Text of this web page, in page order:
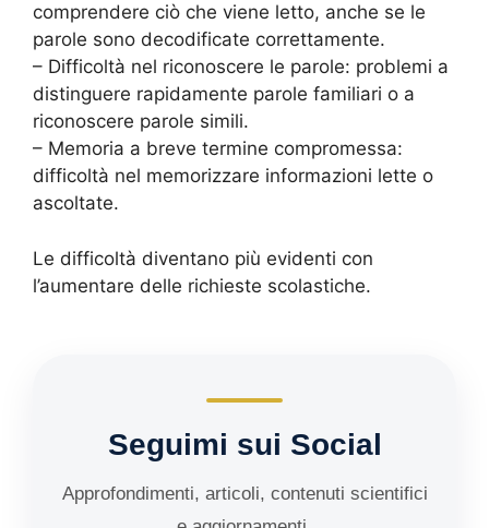
comprendere ciò che viene letto, anche se le
parole sono decodificate correttamente.
– Difficoltà nel riconoscere le parole: problemi a
distinguere rapidamente parole familiari o a
riconoscere parole simili.
– Memoria a breve termine compromessa:
difficoltà nel memorizzare informazioni lette o
ascoltate.
Le difficoltà diventano più evidenti con
l’aumentare delle richieste scolastiche.
Seguimi sui Social
Approfondimenti, articoli, contenuti scientifici